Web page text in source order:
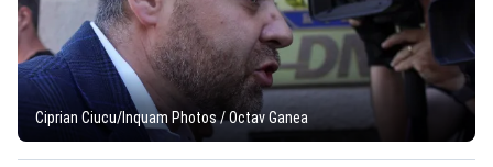
Ciprian Ciucu/Inquam Photos / Octav Ganea